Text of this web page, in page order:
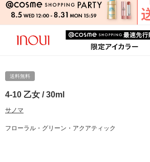
送料無料
4-10 乙女 / 30ml
サノマ
フローラル・グリーン・アクアティック